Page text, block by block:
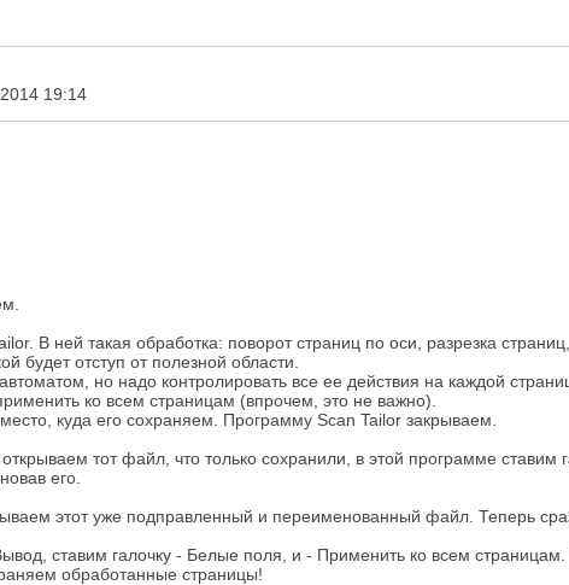
19:14
В ней такая обработка: поворот страниц по оси, разрезка
будет отступ от полезной области.
но надо контролировать все ее действия на каждой
ко всем страницам (впрочем, это не важно).
куда его сохраняем. Программу Scan Tailor закрываем.
тот файл, что только сохранили, в этой программе
его.
этот уже подправленный и переименованный файл. Теперь
ставим галочку - Белые поля, и - Применить ко всем
обработанные страницы!